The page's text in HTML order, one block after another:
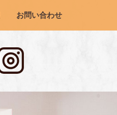
お問い合わせ